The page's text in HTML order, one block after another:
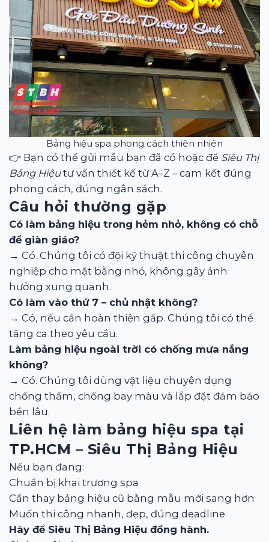
Bảng hiệu spa phong cách thiên nhiên
👉 Bạn có thể gửi mẫu bạn đã có hoặc để Siêu Thị
Bảng Hiệutư vấn thiết kế từ A–Z – cam kết đúng
phong cách, đúng ngân sách.
Câu hỏi thường gặp
Có làm bảng hiệu trong hẻm nhỏ, không có chỗ
để giàn giáo?
→ Có. Chúng tôi có đội kỹ thuật thi công chuyên
nghiệp cho mặt bằng nhỏ, không gây ảnh
hưởng xung quanh.
Có làm vào thứ 7 – chủ nhật không?
→ Có, nếu cần hoàn thiện gấp. Chúng tôi có thể
tăng ca theo yêu cầu.
Làm bảng hiệu ngoài trời có chống mưa nắng
không?
→ Có. Chúng tôi dùng vật liệu chuyên dụng
chống thấm, chống bay màu và lắp đặt đảm bảo
bền lâu.
Liên hệ làm bảng hiệu spa tại
TP.HCM – Siêu Thị Bảng Hiệu
Nếu bạn đang:
Chuẩn bị khai trương spa
Cần thay bảng hiệu cũ bằng mẫu mới sang hơn
Muốn thi công nhanh, đẹp, đúng deadline
Hãy để Siêu Thị Bảng Hiệu đồng hành.